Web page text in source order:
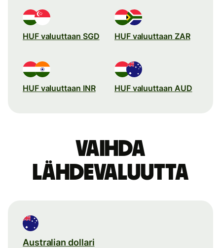
HUF valuuttaan SGD HUF valuuttaan ZAR
HUF valuuttaan INR HUF valuuttaan AUD
Vaihda
lähdevaluutta
Australian dollari